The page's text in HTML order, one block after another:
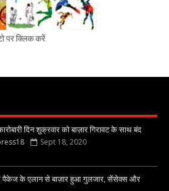
पर क्लिक करें
दिन शुक्रवार को बाज़ार गिरावट के साथ बंद
Sept 18, 2020
पैकेज के एलान से बाज़ार हुआ गुलजार, सेंसेक्स और